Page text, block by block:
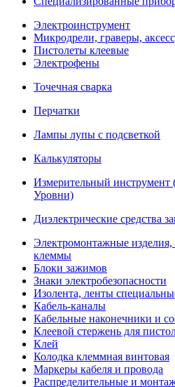
Электроинструмент
Микродрели, граверы,
Пистолеты клеевые
Электрофены
Точечная сварка
Перчатки
Лампы лупы с подсветкой
Калькуляторы
Измерительный инструмент
Уровни)
Диэлектрические средства
Электромонтажные
клеммы
Блоки зажимов
Знаки электробезопасности
Изолента, ленты
Кабель-каналы
Кабельные наконечники и
Клеевой стержень для
Клей
Колодка клеммная винтовая
Маркеры кабеля и провода
Распределительные и